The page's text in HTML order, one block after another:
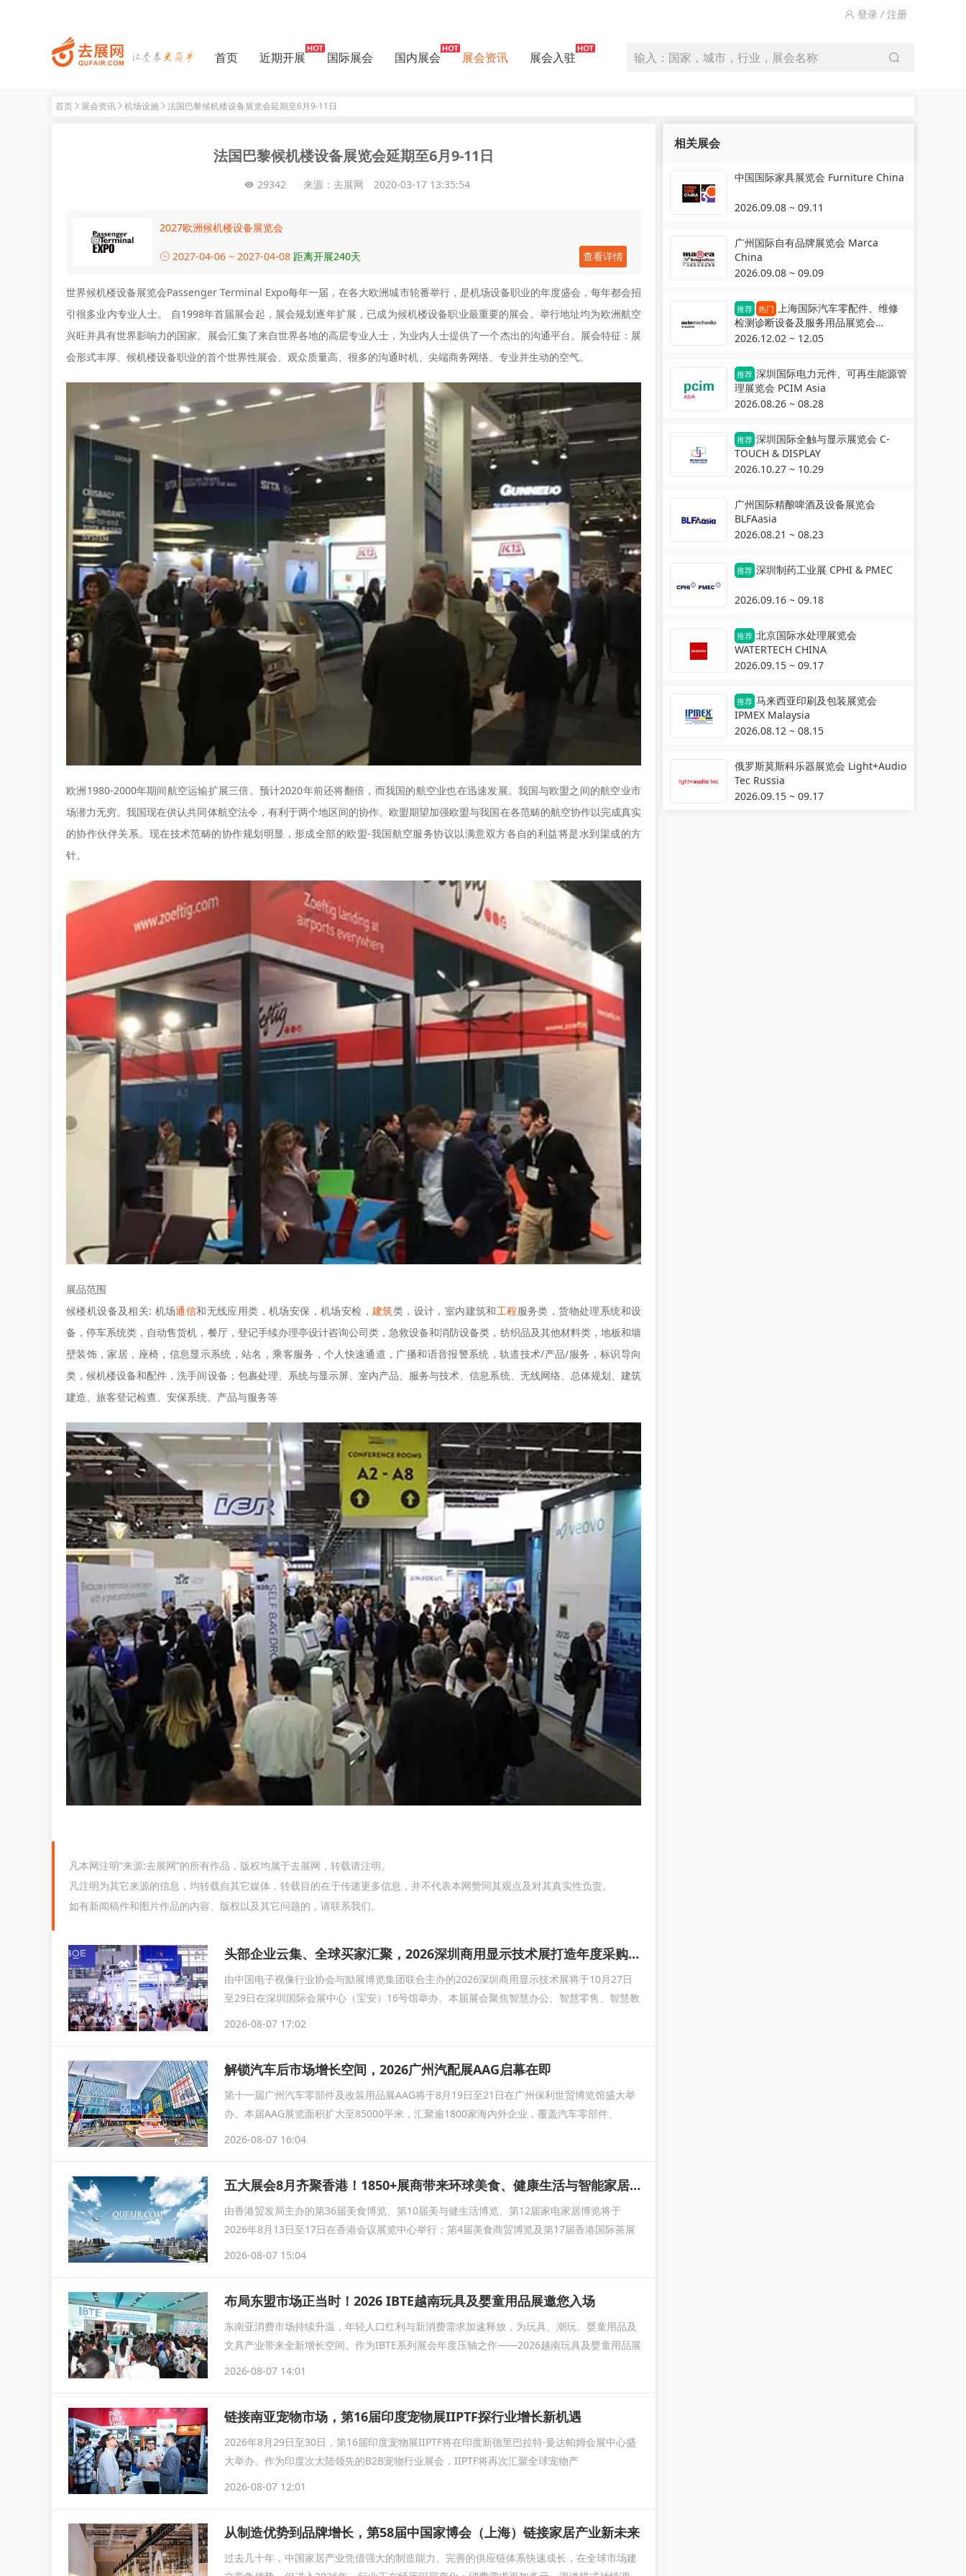
登录 / 注册
首页 近期开展 国际展会 国内展会 展会资讯 展会入驻 输入：国家，城市，行业，展会名称
首页 展会资讯 机场设施 法国巴黎候机楼设备展览会延期至6月9-11日
法国巴黎候机楼设备展览会延期至6月9-11日
29342 来源：去展网 2020-03-17 13:35:54
2027欧洲候机楼设备展览会
2027-04-06 ~ 2027-04-08 距离开展240天 查看详情
世界候机楼设备展览会Passenger Terminal Expo每年一届，在各大欧洲城市轮番举行，是机场设备职业的年度盛会，每年都会招
引很多业内专业人士。 自1998年首届展会起，展会规划逐年扩展，已成为候机楼设备职业最重要的展会。举行地址均为欧洲航空
兴旺并具有世界影响力的国家。展会汇集了来自世界各地的高层专业人士，为业内人士提供了一个杰出的沟通平台。展会特征：展
会形式丰厚、候机楼设备职业的首个世界性展会、观众质量高、很多的沟通时机、尖端商务网络、专业并生动的空气。
欧洲1980-2000年期间航空运输扩展三倍。预计2020年前还将翻倍，而我国的航空业也在迅速发展。我国与欧盟之间的航空业市
场潜力无穷。我国现在供认共同体航空法令，有利于两个地区间的协作。欧盟期望加强欧盟与我国在各范畴的航空协作以完成真实
的协作伙伴关系。现在技术范畴的协作规划明显，形成全部的欧盟-我国航空服务协议以满意双方各自的利益将是水到渠成的方
针。
展品范围
候楼机设备及相关: 机场通信和无线应用类，机场安保，机场安检，建筑类，设计，室内建筑和工程服务类，货物处理系统和设
备，停车系统类，自动售货机，餐厅，登记手续办理亭设计咨询公司类，急救设备和消防设备类，纺织品及其他材料类，地板和墙
壁装饰，家居，座椅，信息显示系统，站名，乘客服务，个人快速通道，广播和语音报警系统，轨道技术/产品/服务，标识导向
类，候机楼设备和配件，洗手间设备；包裹处理、系统与显示屏、室内产品、服务与技术、信息系统、无线网络、总体规划、建筑
建造、旅客登记检查、安保系统、产品与服务等
凡本网注明“来源:去展网”的所有作品，版权均属于去展网，转载请注明。
凡注明为其它来源的信息，均转载自其它媒体，转载目的在于传递更多信息，并不代表本网赞同其观点及对其真实性负责。
如有新闻稿件和图片作品的内容、版权以及其它问题的，请联系我们。
头部企业云集、全球买家汇聚，2026深圳商用显示技术展打造年度采购现场
由中国电子视像行业协会与励展博览集团联合主办的2026深圳商用显示技术展将于10月27日
至29日在深圳国际会展中心（宝安）16号馆举办。本届展会聚焦智慧办公、智慧零售、智慧教
2026-08-07 17:02
解锁汽车后市场增长空间，2026广州汽配展AAG启幕在即
第十一届广州汽车零部件及改装用品展AAG将于8月19日至21日在广州保利世贸博览馆盛大举
办。本届AAG展览面积扩大至85000平米，汇聚逾1800家海内外企业，覆盖汽车零部件、
2026-08-07 16:04
五大展会8月齐聚香港！1850+展商带来环球美食、健康生活与智能家居盛宴
由香港贸发局主办的第36届美食博览、第10届美与健生活博览、第12届家电家居博览将于
2026年8月13日至17日在香港会议展览中心举行；第4届美食商贸博览及第17届香港国际茶展
2026-08-07 15:04
布局东盟市场正当时！2026 IBTE越南玩具及婴童用品展邀您入场
东南亚消费市场持续升温，年轻人口红利与新消费需求加速释放，为玩具、潮玩、婴童用品及
文具产业带来全新增长空间。作为IBTE系列展会年度压轴之作——2026越南玩具及婴童用品展
2026-08-07 14:01
链接南亚宠物市场，第16届印度宠物展IIPTF探行业增长新机遇
2026年8月29日至30日，第16届印度宠物展IIPTF将在印度新德里巴拉特·曼达帕姆会展中心盛
大举办。作为印度次大陆领先的B2B宠物行业展会，IIPTF将再次汇聚全球宠物产
2026-08-07 12:01
从制造优势到品牌增长，第58届中国家博会（上海）链接家居产业新未来
过去几十年，中国家居产业凭借强大的制造能力、完善的供应链体系快速成长，在全球市场建
相关展会
中国国际家具展览会 Furniture China
2026.09.08 ~ 09.11
广州国际自有品牌展览会 Marca
China
2026.09.08 ~ 09.09
推荐 热门 上海国际汽车零配件、维修
检测诊断设备及服务用品展览会
Automechanika Shanghai
2026.12.02 ~ 12.05
推荐 深圳国际电力元件、可再生能源管
理展览会 PCIM Asia
2026.08.26 ~ 08.28
推荐 深圳国际全触与显示展览会 C-
TOUCH & DISPLAY
2026.10.27 ~ 10.29
广州国际精酿啤酒及设备展览会
BLFAasia
2026.08.21 ~ 08.23
推荐 深圳制药工业展 CPHI & PMEC
2026.09.16 ~ 09.18
推荐 北京国际水处理展览会
WATERTECH CHINA
2026.09.15 ~ 09.17
推荐 马来西亚印刷及包装展览会
IPMEX Malaysia
2026.08.12 ~ 08.15
俄罗斯莫斯科乐器展览会 Light+Audio
Tec Russia
2026.09.15 ~ 09.17